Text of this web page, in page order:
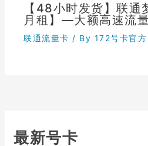
【48小时发货】联
月租】—大额高速流
联通流量卡 / By 172号卡官方
最新号卡